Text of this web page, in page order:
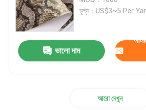
প্যাকেজিং চামড়া
সিলিকন চামড়া কাপড়
মূল্য：US$3~5 Per
ভালো দাম
আরো দেখুন